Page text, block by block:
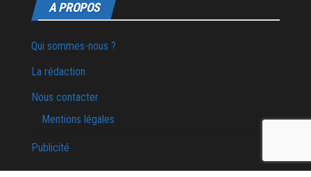
A PROPOS
Qui sommes-nous ?
La rédaction
Nous contacter
Mentions légales
Publicité